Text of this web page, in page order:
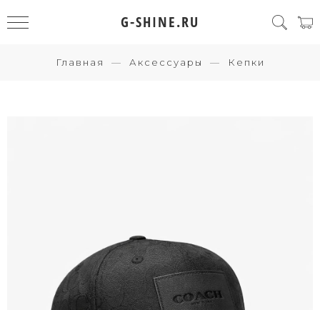
G-SHINE.RU
Главная Аксессуары Кепки